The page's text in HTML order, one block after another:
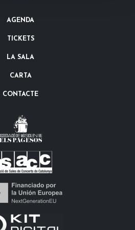
AGENDA
TICKETS
LA SALA
CARTA
CONTACTE